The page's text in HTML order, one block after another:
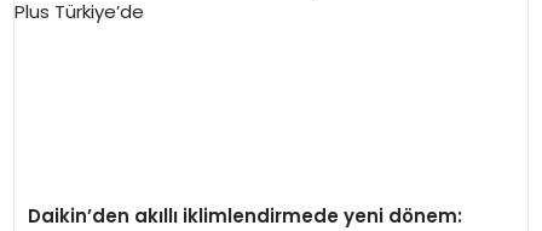
Daikin’den akıllı iklimlendirmede yeni dönem: